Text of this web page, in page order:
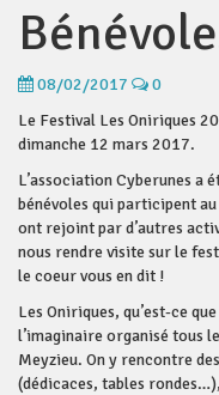
08/02/2017
0
Le Festival Les Oniriques
dimanche 12 mars 2017.
L’association Cyberunes a
bénévoles qui participent
ont rejoint par d’autres
nous rendre visite sur le
le coeur vous en dit !
Les Oniriques, qu’est-ce
l’imaginaire organisé tous
Meyzieu. On y rencontre
(dédicaces, tables